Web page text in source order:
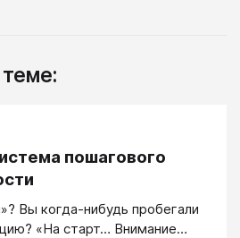
пошагового
Вы когда-нибудь пробегали
«На старт… Внимание…